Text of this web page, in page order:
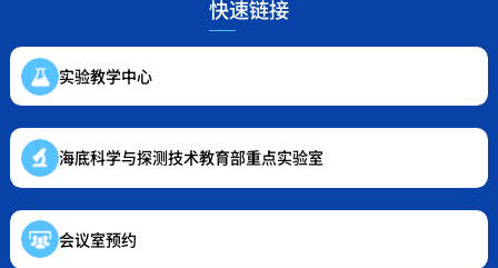
快速链接
实验教学中心
海底科学与探测技术教育部重点实验室
会议室预约